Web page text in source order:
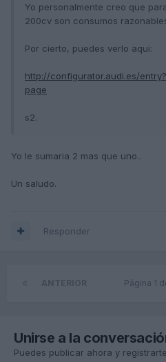
Yo personalmente creo que
200cv son consumos
Por cierto, puedes verlo aqui:
http://configurator.audi.es/
page
s2.
Yo le sumaria 2 mas que uno..
Un saludo.
Responder
Página 1
Unirse a la
Puedes publicar ahora y